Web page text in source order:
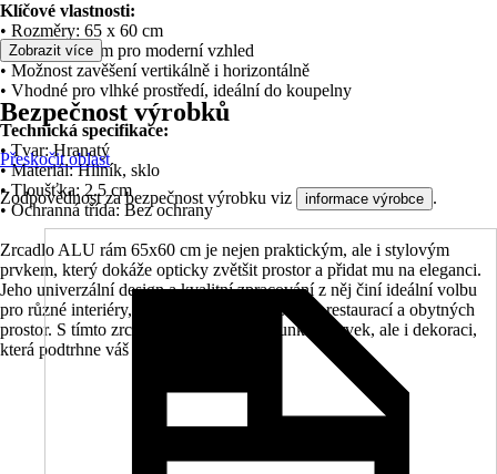
Klíčové vlastnosti:
• Rozměry: 65 x 60 cm
• Hliníkový rám pro moderní vzhled
• Možnost zavěšení vertikálně i horizontálně
• Vhodné pro vlhké prostředí, ideální do koupelny
Technická specifikace:
• Tvar: Hranatý
• Materiál: Hliník, sklo
• Tloušťka: 2.5 cm
• Ochranná třída: Bez ochrany
Zrcadlo ALU rám 65x60 cm je nejen praktickým, ale i stylovým
prvkem, který dokáže opticky zvětšit prostor a přidat mu na eleganci.
Jeho univerzální design a kvalitní zpracování z něj činí ideální volbu
pro různé interiéry, včetně hotelových pokojů, restaurací a obytných
prostor. S tímto zrcadlem získáte nejen funkční prvek, ale i dekoraci,
která podtrhne váš osobní styl.
Zobrazit více
Bezpečnost výrobků
Přeskočit oblast
Zodpovědnost za bezpečnost výrobku viz informace výrobce .